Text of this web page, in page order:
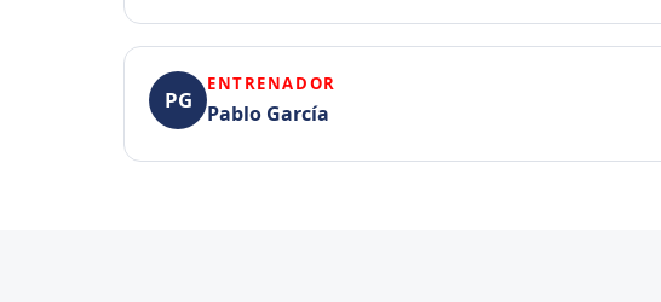
PG
ENTRENADOR
Pablo García